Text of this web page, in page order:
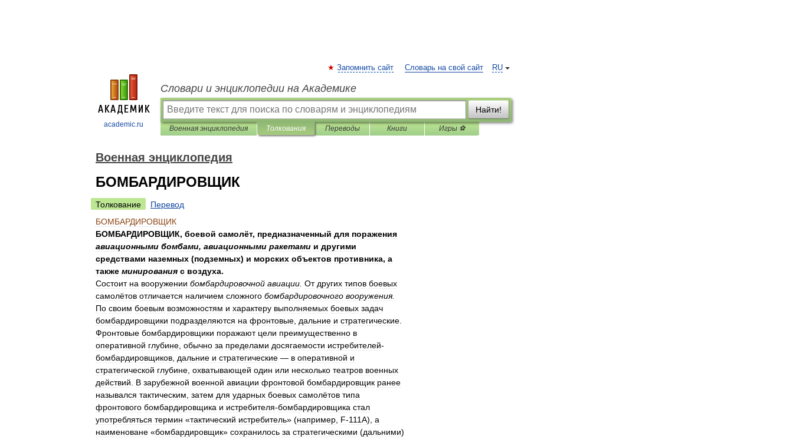
academic.ru
RU
Запомнить сайт Словарь на свой сайт
Словари и энциклопедии на Академике
Найти!
Военная энциклопедия Толкования Переводы Книги Игры ⚽
Военная энциклопедия
БОМБАРДИРОВЩИК
Толкование
Перевод
БОМБАРДИРОВЩИК
БОМБАРДИРОВЩИК, боевой самолёт, предназначенный для поражения
авиационными бомбами, авиационными ракетами и другими
средствами наземных (подземных) и морских объектов противника, а
также минирования с воздуха.
Состоит на вооружении бомбардировочной авиации От других типов боевых
самолётов отличается наличием сложного бомбардировочного вооружения.
По своим боевым возможностям и характеру выполняемых боевых задач
бомбардировщики подразделяются на фронтовые дальние и стратегические
Фронтовые бомбардировщики поражают цели преимущественно в
оперативной глубине обычно за пределами досягаемости истребителей-
бомбардировщиков дальние и стратегические — в оперативной и
стратегической глубине охватывающей один или несколько театров военных
действий
В зарубежной военной авиации фронтовой бомбардировщик ранее
назывался тактическим затем для ударных боевых самолётов типа
фронтового бомбардировщика и истребителя-бомбардировщика стал
употребляться термин «тактический истребитель» (например F-111A), а
наименоване «бомбардировщик» сохранилось за стратегическими (дальними)